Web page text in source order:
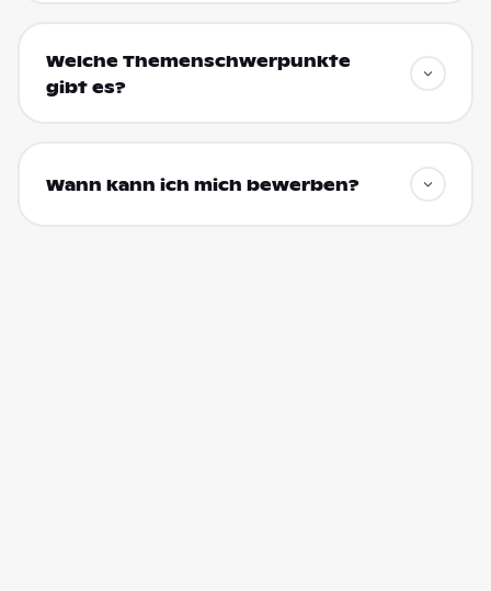
Welche Themenschwerpunkte
gibt es?
Wann kann ich mich bewerben?